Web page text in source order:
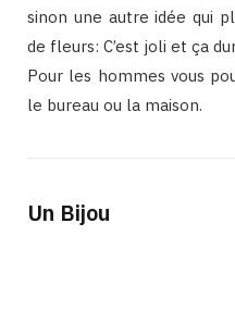
sinon une autre idée qui
de fleurs: C’est joli et ça
Pour les hommes vous
le bureau ou la maison.
Un Bijou